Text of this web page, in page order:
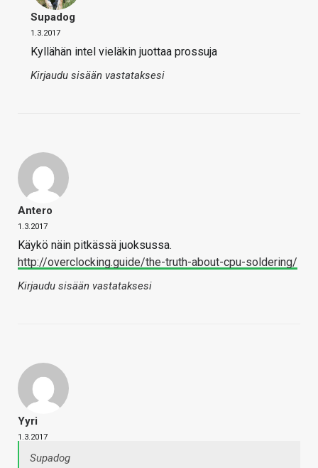
Supadog
1.3.2017
Kyllähän intel vieläkin juottaa prossuja
Kirjaudu sisään vastataksesi
Antero
1.3.2017
Käykö näin pitkässä juoksussa.
http://overclocking.guide/the-truth-about-cpu-soldering/
Kirjaudu sisään vastataksesi
Yyri
1.3.2017
Supadog